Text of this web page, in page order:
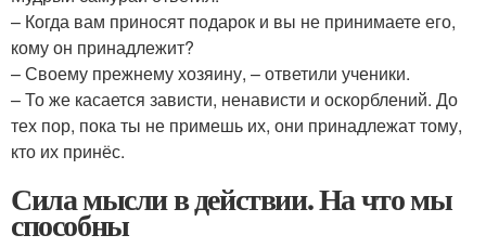
– Когда вам приносят подарок и вы не принимаете его,
кому он принадлежит?
– Своему прежнему хозяину, – ответили ученики.
– То же касается зависти, ненависти и оскорблений. До
тех пор, пока ты не примешь их, они принадлежат тому,
кто их принёс.
Сила мысли в действии. На что мы
способны